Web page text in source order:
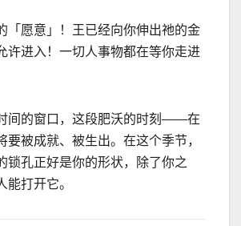
「愿意」！王已经向你伸出祂的金
许进入！一切人事物都在等你走进
间的窗口，这段肥沃的时刻 ——在
要被成就、被生出。在这个季节，
锁孔正好是你的形状，除了你之
能打开它。